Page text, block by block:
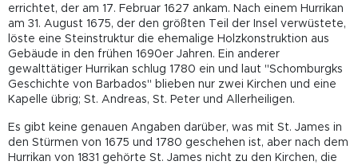
errichtet, der am 17. Februar 1627 ankam. Nach einem Hurrikan
am 31. August 1675, der den größten Teil der Insel verwüstete,
löste eine Steinstruktur die ehemalige Holzkonstruktion aus
Gebäude in den frühen 1690er Jahren. Ein anderer
gewalttätiger Hurrikan schlug 1780 ein und laut "Schomburgks
Geschichte von Barbados" blieben nur zwei Kirchen und eine
Kapelle übrig; St. Andreas, St. Peter und Allerheiligen.
Es gibt keine genauen Angaben darüber, was mit St. James in
den Stürmen von 1675 und 1780 geschehen ist, aber nach dem
Hurrikan von 1831 gehörte St. James nicht zu den Kirchen, die